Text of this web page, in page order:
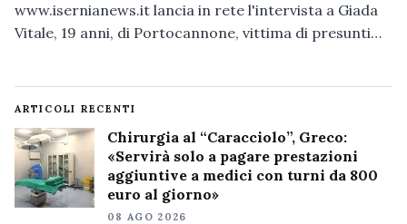
www.isernianews.it lancia in rete l'intervista a Giada
Vitale, 19 anni, di Portocannone, vittima di presunti…
ARTICOLI RECENTI
Chirurgia al “Caracciolo”, Greco:
«Servirà solo a pagare prestazioni
aggiuntive a medici con turni da 800
euro al giorno»
08 AGO 2026